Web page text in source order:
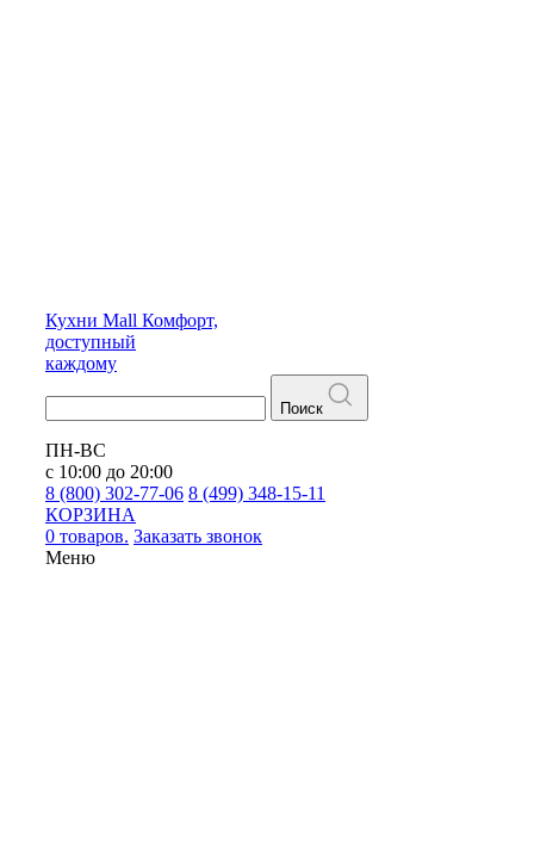
Кухни Mall Комфорт,
доступный
каждому
Поиск
ПН-ВС
с 10:00 до 20:00
8 (800) 302-77-06 8 (499) 348-15-11
КОРЗИНА
0 товаров. Заказать звонок
Меню